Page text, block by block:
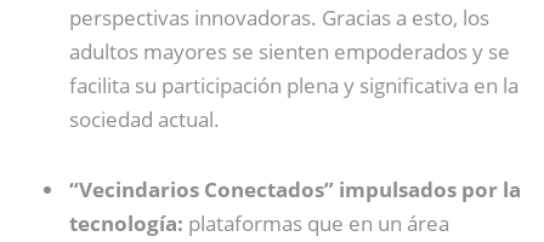
perspectivas innovadoras. Gracias a esto, los
adultos mayores se sienten empoderados y se
facilita su participación plena y significativa en la
sociedad actual.
“Vecindarios Conectados” impulsados por la
tecnología: plataformas que en un área